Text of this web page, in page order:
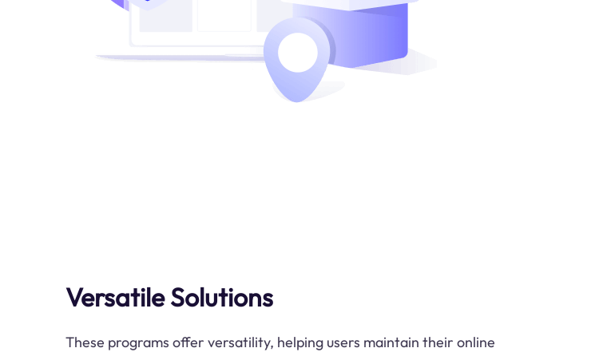
Versatile Solutions
These programs offer versatility, helping users maintain their online